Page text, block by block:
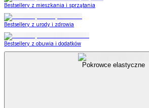
Bestsellery z mieszkania i sprzątania
Bestsellery z urody i zdrowia
Bestsellery z obuwia i dodatków
Pokrowce elastyczne